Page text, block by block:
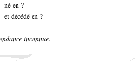
né en ?
et décédé en ?
inconnue.